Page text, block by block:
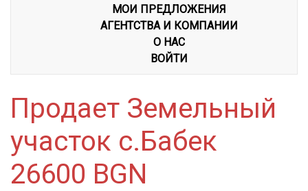
МОИ ПРЕДЛОЖЕНИЯ
АГЕНТСТВА И КОМПАНИИ
О НАС
ВОЙТИ
Продает Земельный
участок с.Бабек
26600 BGN